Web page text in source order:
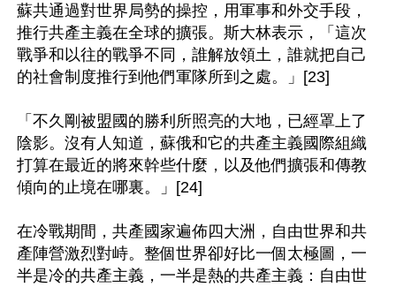
蘇共通過對世界局勢的操控，用軍事和外交手段，
推行共產主義在全球的擴張。斯大林表示，「這次
戰爭和以往的戰爭不同，誰解放領土，誰就把自己
的社會制度推行到他們軍隊所到之處。」[23]
「不久剛被盟國的勝利所照亮的大地，已經罩上了
陰影。沒有人知道，蘇俄和它的共產主義國際組織
打算在最近的將來幹些什麼，以及他們擴張和傳教
傾向的止境在哪裏。」[24]
在冷戰期間，共產國家遍佈四大洲，自由世界和共
產陣營激烈對峙。整個世界卻好比一個太極圖，一
半是冷的共產主義，一半是熱的共產主義：自由世